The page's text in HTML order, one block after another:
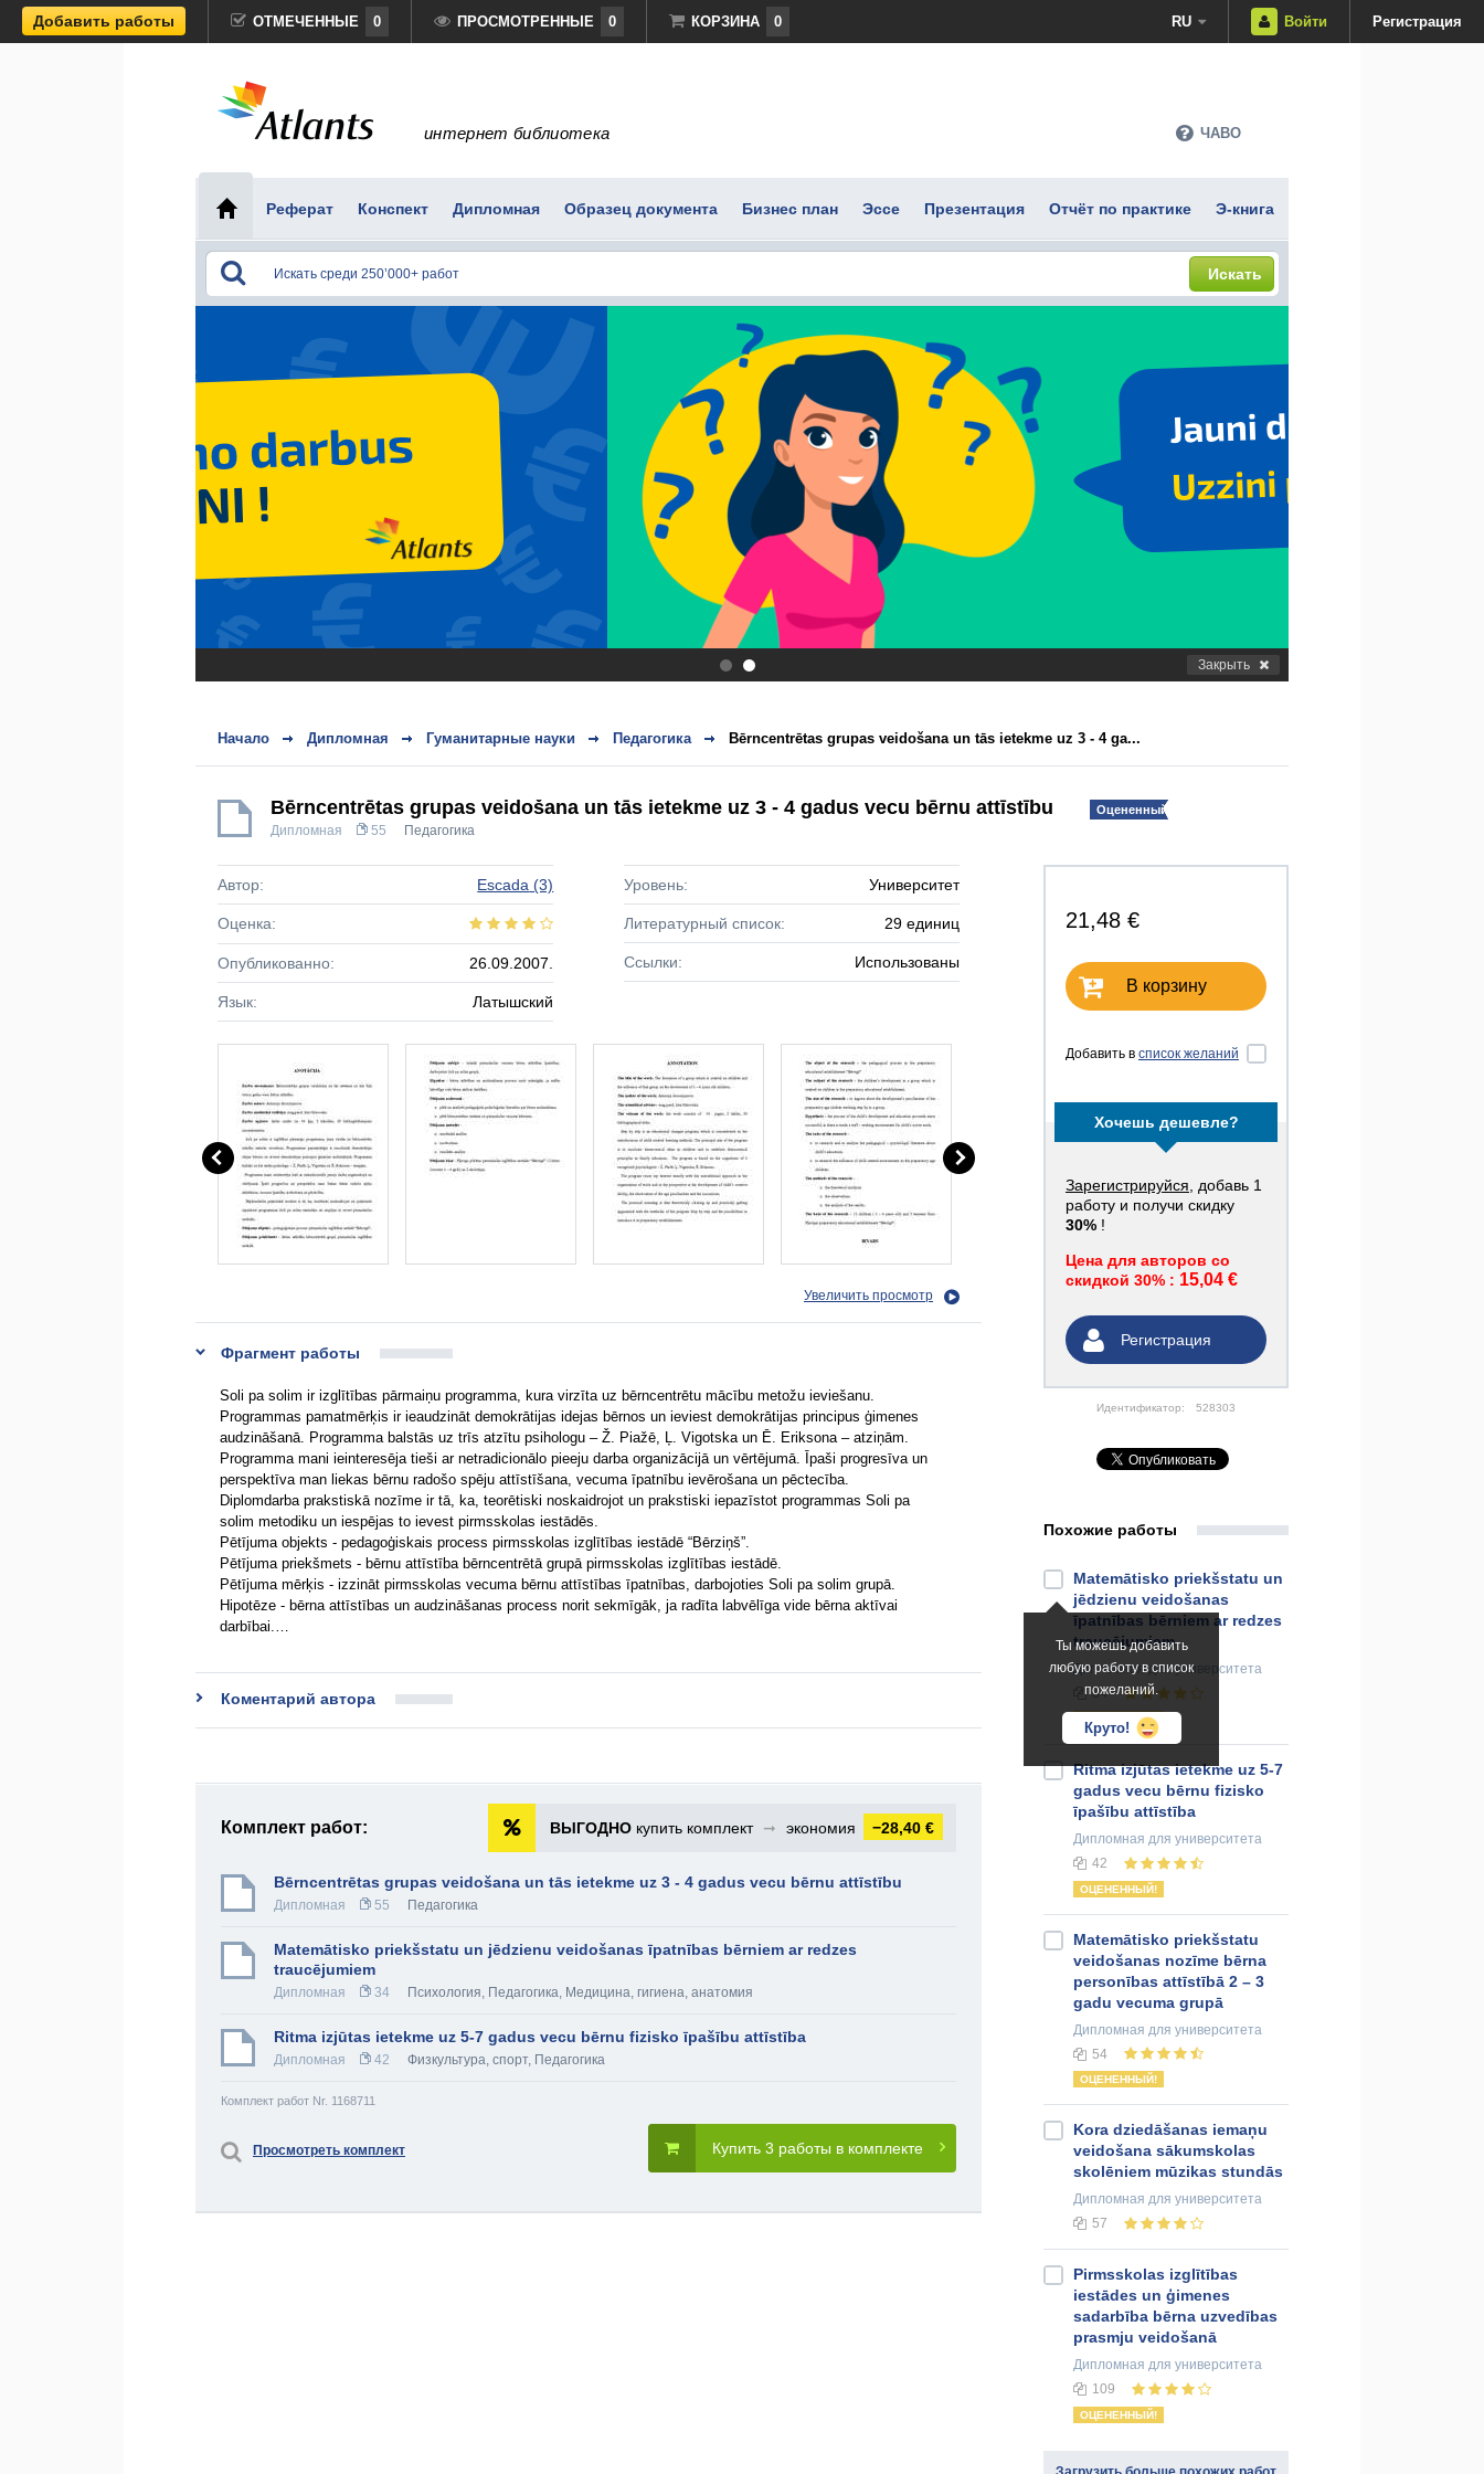
Добавить работы ОТМЕЧЕННЫЕ 0 ПРОСМОТРЕННЫЕ 0 КОРЗИНА 0 RU Войти Регистрация
интернет библиотека ЧАВО
Реферат Конспект Дипломная Образец документа Бизнес план Эссе Презентация Отчёт по практике Э-книга
Искать
. Закрыть
Начало Дипломная Гуманитарные науки Педагогика Bērncentrētas grupas veidošana un tās ietekme uz 3 - 4 ga...
Bērncentrētas grupas veidošana un tās ietekme uz 3 - 4 gadus vecu bērnu attīstību Оцененный!
Дипломная 55 Педагогика
21,48 €
В корзину
Добавить в список желаний
Хочешь дешевле?
Зарегистрируйся , добавь 1
работу и получи скидку
30% !
Цена для авторов со
скидкой 30% : 15,04 €
Регистрация
Идентификатор: 528303
Автор: Escada (3)
Оценка:
Опубликованно: 26.09.2007.
Язык: Латышский
Уровень: Университет
Литературный список: 29 единиц
Ссылки: Использованы
Увеличить просмотр
Фрагмент работы
Soli pa solim ir izglītības pārmaiņu programma, kura virzīta uz bērncentrētu mācību metožu ieviešanu.
Programmas pamatmērķis ir ieaudzināt demokrātijas idejas bērnos un ieviest demokrātijas principus ģimenes
audzināšanā. Programma balstās uz trīs atzītu psihologu – Ž. Piažē, Ļ. Vigotska un Ē. Eriksona – atziņām.
Programma mani ieinteresēja tieši ar netradicionālo pieeju darba organizācijā un vērtējumā. Īpaši progresīva un
perspektīva man liekas bērnu radošo spēju attīstīšana, vecuma īpatnību ievērošana un pēctecība.
Diplomdarba prakstiskā nozīme ir tā, ka, teorētiski noskaidrojot un prakstiski iepazīstot programmas Soli pa
solim metodiku un iespējas to ievest pirmsskolas iestādēs.
Pētījuma objekts - pedagoģiskais process pirmsskolas izglītības iestādē “Bērziņš”.
Pētījuma priekšmets - bērnu attīstība bērncentrētā grupā pirmsskolas izglītības iestādē.
Pētījuma mērķis - izzināt pirmsskolas vecuma bērnu attīstības īpatnības, darbojoties Soli pa solim grupā.
Hipotēze - bērna attīstības un audzināšanas process norit sekmīgāk, ja radīta labvēlīga vide bērna aktīvai
darbībai.…
Коментарий автора
Комплект работ: ВЫГОДНО купить комплект ➞ экономия −28,40 €
Bērncentrētas grupas veidošana un tās ietekme uz 3 - 4 gadus vecu bērnu attīstību
Дипломная 55 Педагогика
Matemātisko priekšstatu un jēdzienu veidošanas īpatnības bērniem ar redzes
traucējumiem
Дипломная 34 Психология, Педагогика, Медицина, гигиена, анатомия
Ritma izjūtas ietekme uz 5-7 gadus vecu bērnu fizisko īpašību attīstība
Дипломная 42 Физкультура, спорт, Педагогика
Комплект работ Nr. 1168711
Купить 3 работы в комплекте
Просмотреть комплект
Похожие работы
Ты можешь добавить
любую работу в список
пожеланий.
Круто!
Matemātisko priekšstatu un
jēdzienu veidošanas
īpatnības bērniem ar redzes
traucējumiem
Дипломнаядля университета
34
ОЦЕНЕННЫЙ!
Ritma izjūtas ietekme uz 5-7
gadus vecu bērnu fizisko
īpašību attīstība
Дипломная для университета
42
ОЦЕНЕННЫЙ!
Matemātisko priekšstatu
veidošanas nozīme bērna
personības attīstībā 2 – 3
gadu vecuma grupā
Дипломная для университета
54
ОЦЕНЕННЫЙ!
Kora dziedāšanas iemaņu
veidošana sākumskolas
skolēniem mūzikas stundās
Дипломная для университета
57
Pirmsskolas izglītības
iestādes un ģimenes
sadarbība bērna uzvedības
prasmju veidošanā
Дипломная для университета
109
ОЦЕНЕННЫЙ!